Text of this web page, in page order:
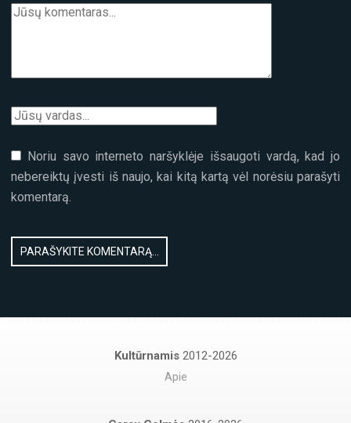
Noriu savo interneto naršyklėje išsaugoti vardą, kad jo
nebereiktų įvesti iš naujo, kai kitą kartą vėl norėsiu parašyti
komentarą.
Kultūrnamis 2012-2026
Apie